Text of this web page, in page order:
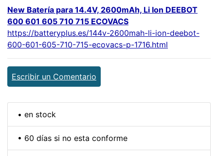
New Batería para 14.4V, 2600mAh, Li Ion DEEBOT
600 601 605 710 715 ECOVACS
https://batteryplus.es/144v-2600mah-li-ion-deebot-
600-601-605-710-715-ecovacs-p-1716.html
Escribir un Comentario
• en stock
• 60 días si no esta conforme